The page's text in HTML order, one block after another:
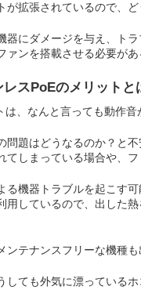
が拡張されているので、
器にダメージを与え、ト
ンを搭載させる必要があ
スPoEのメリットと
、なんと言っても動作音
問題はどうなるのか？と
てしまっている場合や、
る機器トラブルを起こす
用しているので、出した
ンテナンスフリーな機種
しても外気に漂っている